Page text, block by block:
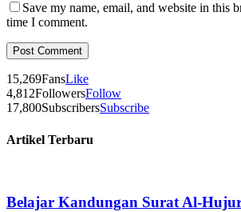
Save my name, email, and website in this
time I comment.
15,269FansLike
4,812FollowersFollow
17,800SubscribersSubscribe
Artikel Terbaru
Belajar Kandungan Surat Al-